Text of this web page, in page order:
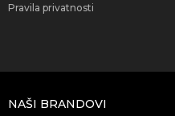
Pravila privatnosti
NAŠI BRANDOVI